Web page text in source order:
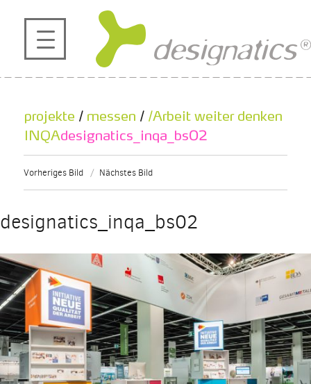
profil
projekte
kontakt
referenzen
de | en
projekte / messen / /Arbeit weiter denken
INQAdesignatics_inqa_bs02
Vorheriges Bild Nächstes Bild
designatics_inqa_bs02